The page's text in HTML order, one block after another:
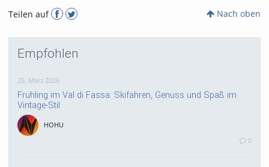
Teilen auf
Nach oben
Empfohlen
25. März 2026
Frühling im Val di Fassa: Skifahren, Genuss und Spaß im
Vintage-Stil
HOHU
0